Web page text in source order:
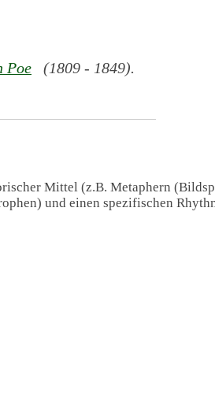
Poe(1809 - 1849).
Mittel (z.B. Metaphern
und einen spezifischen